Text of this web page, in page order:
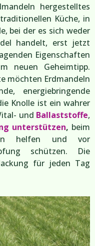
hergestelltes
Küche, in
bei der es sich weder
handelt, erst jetzt
Eigenschaften
neuen Geheimtipp.
möchten Erdmandeln
energiebringende
Knolle ist ein wahrer
und Ballaststoffe,
unterstützen, beim
helfen und vor
schützen. Die
für jeden Tag